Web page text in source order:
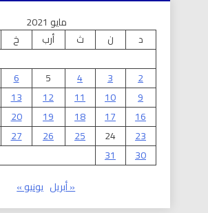
مايو 2021
د
ن ث أرب خ
2
3
4
5
6
9
10
11
12
13
16
17
18
19
20
23
24
25
26
27
30
31
« أبريل يونيو »